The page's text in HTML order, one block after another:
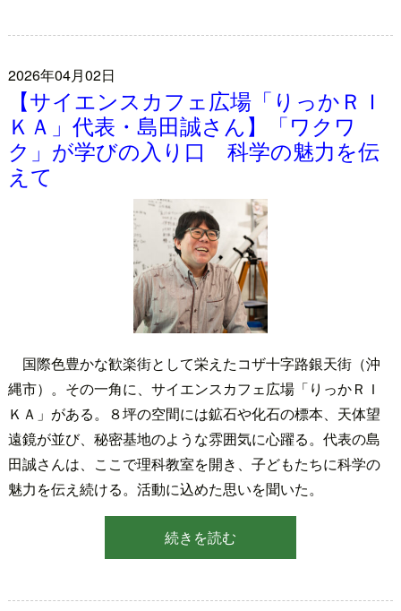
2026年04月02日
【サイエンスカフェ広場「りっかＲＩ
ＫＡ」代表・島田誠さん】「ワクワ
ク」が学びの入り口 科学の魅力を伝
えて
国際色豊かな歓楽街として栄えたコザ十字路銀天街（沖
縄市）。その一角に、サイエンスカフェ広場「りっかＲＩ
ＫＡ」がある。８坪の空間には鉱石や化石の標本、天体望
遠鏡が並び、秘密基地のような雰囲気に心躍る。代表の島
田誠さんは、ここで理科教室を開き、子どもたちに科学の
魅力を伝え続ける。活動に込めた思いを聞いた。
続きを読む